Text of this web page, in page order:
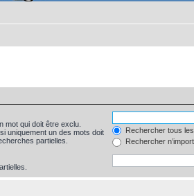
mot qui doit être exclu.
uniquement un des mots doit
partielles.
Rechercher tous
Rechercher